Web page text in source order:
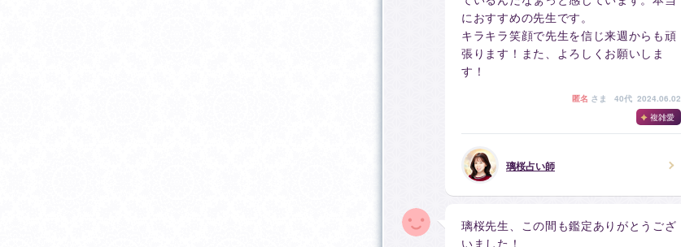
におすすめの先生です。
キラキラ笑顔で先生を信じ来週からも頑
張ります！また、よろしくお願いしま
す！
匿名 さま
40代 2024.06.02
複雑愛
璃桜占い師
璃桜先生、この間も鑑定ありがとうござ
いました！